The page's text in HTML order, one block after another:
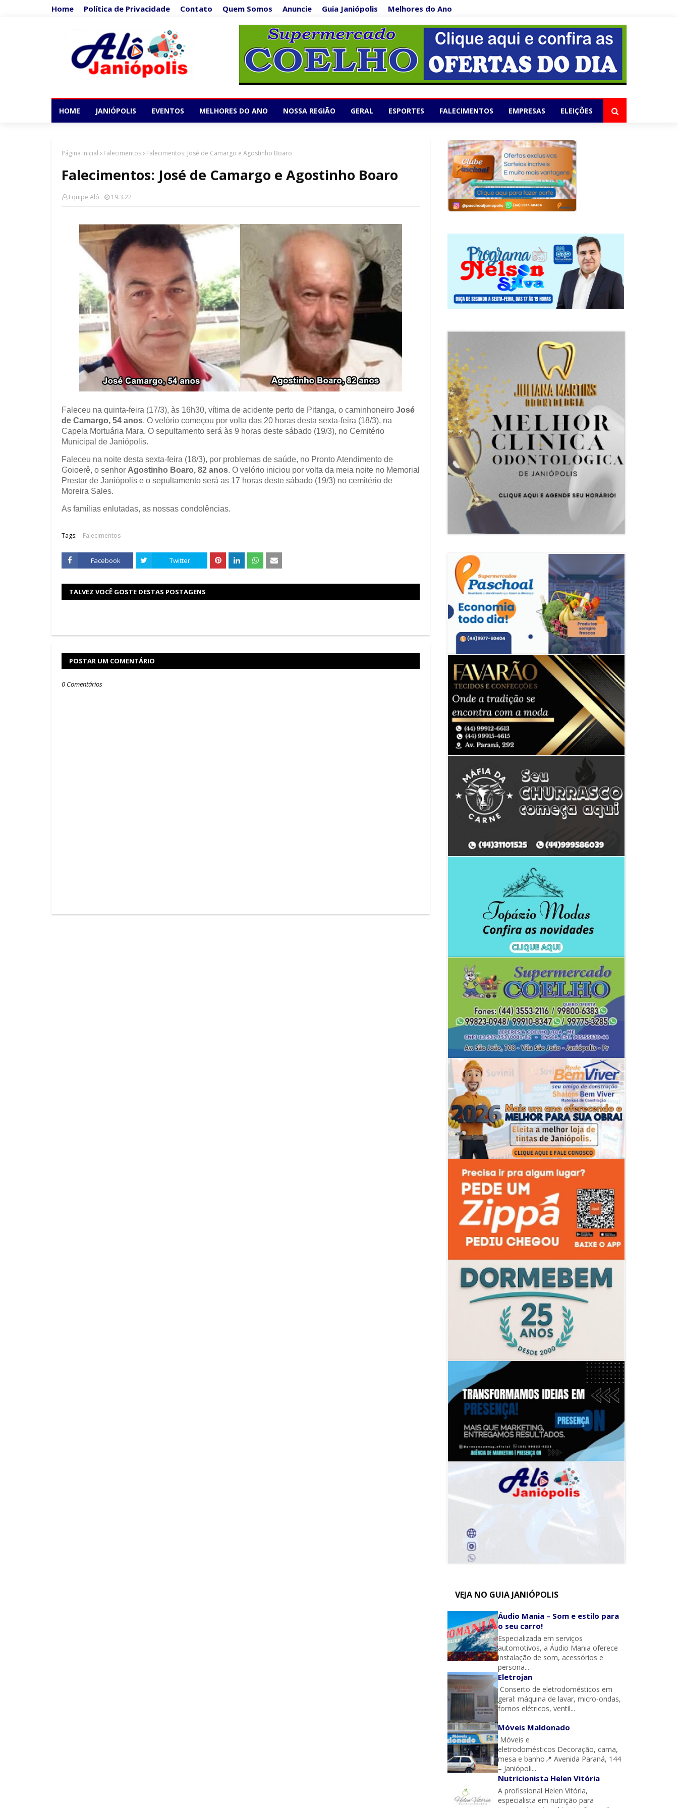
Home Política de Privacidade Contato Quem Somos Anuncie Guia Janiópolis Melhores do Ano
HOME JANIÓPOLIS EVENTOS MELHORES DO ANO NOSSA REGIÃO GERAL ESPORTES FALECIMENTOS EMPRESAS ELEIÇÕES
Página inicial Falecimentos Falecimentos: José de Camargo e Agostinho Boaro
Falecimentos: José de Camargo e Agostinho Boaro
Equipe Alô 19.3.22
Faleceu na quinta-feira (17/3), às 16h30, vítima de acidente perto de Pitanga, o caminhoneiro José
de Camargo, 54 anos. O velório começou por volta das 20 horas desta sexta-feira (18/3), na
Capela Mortuária Mara. O sepultamento será às 9 horas deste sábado (19/3), no Cemitério
Municipal de Janiópolis.
Faleceu na noite desta sexta-feira (18/3), por problemas de saúde, no Pronto Atendimento de
Goioerê, o senhor Agostinho Boaro, 82 anos. O velório iniciou por volta da meia noite no Memorial
Prestar de Janiópolis e o sepultamento será as 17 horas deste sábado (19/3) no cemitério de
Moreira Sales.
As famílias enlutadas, as nossas condolências.
Tags: Falecimentos
Facebook Twitter
TALVEZ VOCÊ GOSTE DESTAS POSTAGENS
POSTAR UM COMENTÁRIO
0 Comentários
VEJA NO GUIA JANIÓPOLIS
Áudio Mania – Som e estilo para
o seu carro!
Especializada em serviços
automotivos, a Áudio Mania oferece
instalação de som, acessórios e
persona...
Eletrojan
Conserto de eletrodomésticos em
geral: máquina de lavar, micro-ondas,
fornos elétricos, ventil...
Móveis Maldonado
Móveis e
eletrodomésticos Decoração, cama,
mesa e banho📍 Avenida Paraná, 144
– Janiópoli...
Nutricionista Helen Vitória
A profissional Helen Vitória,
especialista em nutrição para